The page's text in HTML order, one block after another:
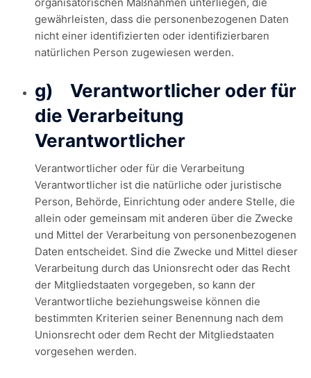
gewährleisten, dass die personenbezogenen Daten
nicht einer identifizierten oder identifizierbaren
natürlichen Person zugewiesen werden.
g) Verantwortlicher oder für
die Verarbeitung
Verantwortlicher
Verantwortlicher oder für die Verarbeitung
Verantwortlicher ist die natürliche oder juristische
Person, Behörde, Einrichtung oder andere Stelle, die
allein oder gemeinsam mit anderen über die Zwecke
und Mittel der Verarbeitung von personenbezogenen
Daten entscheidet. Sind die Zwecke und Mittel dieser
Verarbeitung durch das Unionsrecht oder das Recht
der Mitgliedstaaten vorgegeben, so kann der
Verantwortliche beziehungsweise können die
bestimmten Kriterien seiner Benennung nach dem
Unionsrecht oder dem Recht der Mitgliedstaaten
vorgesehen werden.